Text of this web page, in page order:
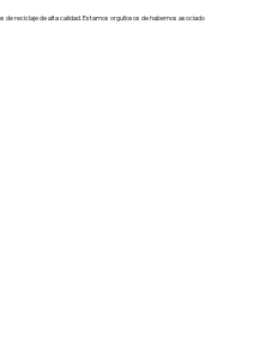
de reciclaje de alta calidad. Estamos orgullosos de habernos asociado